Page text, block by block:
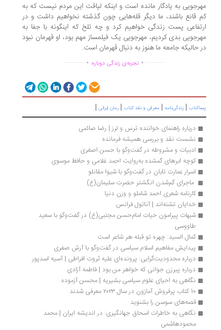
به یادگار مانده است و اینکه لیاقت این مردم نیست که به
قانع باشند، ما دیگر قله‌هایی چون گذشته نخواهیم داشت و در
پست زندگی خواهیم کرد و چه تلخ که اینگونه با جفا به
بدی کردیم، مهرجویی یک فیلمساز مهم بود، او قهرمان نبود
حالیکه جامعه ما هنوز به دنبال قهرمان است.
................تجربه‌ی زندگی دوباره ...............
|زندگی‌نامه |معرفی و نقد کتاب|رمان ایرانی|
درباره راهنمای خواننده ترس و لرز | رضا صائمی
نشست نقد و بررسی همیشه فرمانده
ادبیات و مشروطه در گفت‌وگو با حسن اصغری
کوچه ابرهای گمشده به‌روایت احمد غلامی و حافظ موسوی
اسرار عمارت تابان در گفت‌‌وگو با شیوا مقانلو
ماجرای گم‌شدن انگشتر حضرت سلیمان(ع)
کارنامه شعری احمد شاملو و وزن دنیا
خدایان تشنه‌اند | آناتول فرانس
شبهات پیرامون حیات امام‌حسن مجتبی‌(ع) در گفت‌وگو با سعید
طاووسی
کمال السید: چهره تو قبله هر شاعر است
پیدایش مفاهیم اسلام سیاسی در گفت‌وگو با آرش صفری
درباره محدودیت‌گرایی: پرونده‌ای علیه ثروت افراطی | آسیه اسدپور
درباره پیرزن جوانی که خواهر من بود | فاطمه آزادی
نگاهی به احیای علوم سیاسی بشیریه | محسن آزموده
قصه‌های سوسن را بشنوید
محمودهاشمی